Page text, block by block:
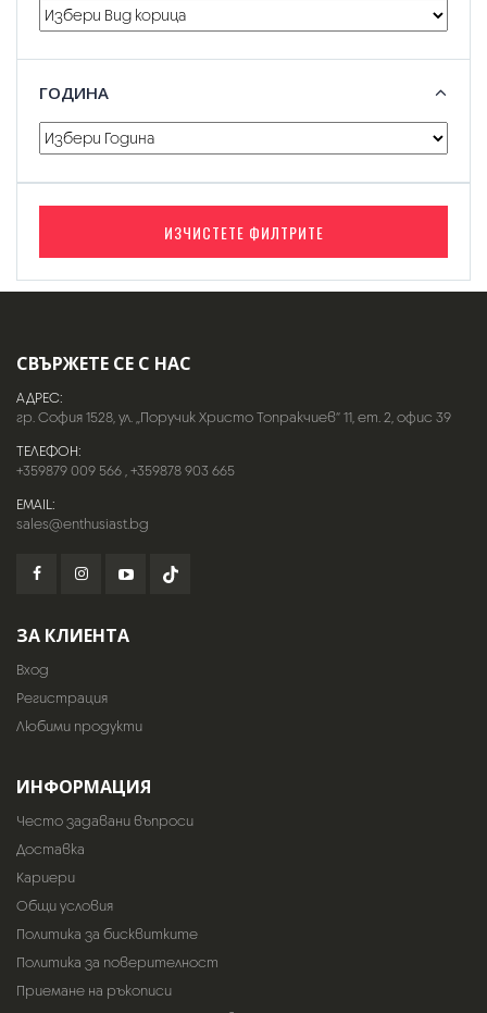
ГОДИНА
ИЗЧИСТЕТЕ ФИЛТРИТЕ
СВЪРЖЕТЕ СЕ С НАС
АДРЕС:
гр. София 1528, ул. „Поручик Христо Топракчиев“ 11, ет. 2, офис 39
ТЕЛЕФОН:
+359879 009 566,+359878 903 665
EMAIL:
sales@enthusiast.bg
ЗА КЛИЕНТА
Вход
Регистрация
Любими продукти
ИНФОРМАЦИЯ
Често задавани въпроси
Доставка
Кариери
Общи условия
Политика за бисквитките
Политика за поверителност
Приемане на ръкописи